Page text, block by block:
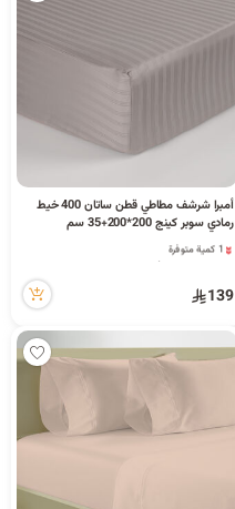
أمبرا شرشف مطاطي قطن ساتان 400 خيط
رمادي سوبر كينج 200*200+35 سم
1 كمية متوفرة
1 كمية متوفرة
5 مشاهدة مؤخراً
139